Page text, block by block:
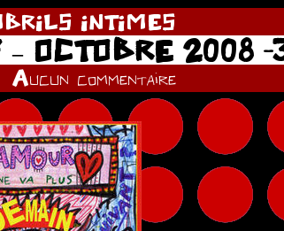
INTIMES
OCTOBRE 2008 -
Aucun commentaire